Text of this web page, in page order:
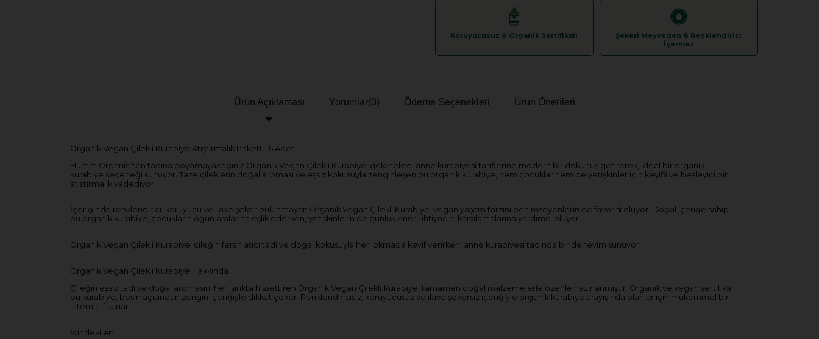
Koruyucusuz & Organik Sertifikalı
Şekeri Meyveden & Renklendirici
İçermez
Ürün Açıklaması Yorumlar(0) Ödeme Seçenekleri Ürün Önerileri
Organik Vegan Çilekli Kurabiye Atıştırmalık Paketi - 6 Adet
Humm Organic’ten tadına doyamayacağınız Organik Vegan Çilekli Kurabiye, geleneksel anne kurabiyesi tariflerine modern bir dokunuş getirerek, ideal bir organik
kurabiye seçeneği sunuyor. Taze çileklerin doğal aroması ve eşsiz kokusuyla zenginleşen bu organik kurabiye, hem çocuklar hem de yetişkinler için keyifli ve besleyici bir
atıştırmalık vadediyor.
İçeriğinde renklendirici, koruyucu ve ilave şeker bulunmayan Organik Vegan Çilekli Kurabiye, vegan yaşam tarzını benimseyenlerin de favorisi oluyor. Doğal içeriğe sahip
bu organik kurabiye, çocukların öğün aralarına eşlik ederken, yetişkinlerin de günlük enerji ihtiyacını karşılamalarına yardımcı oluyor.
Organik Vegan Çilekli Kurabiye, çileğin ferahlatıcı tadı ve doğal kokusuyla her lokmada keyif verirken, anne kurabiyesi tadında bir deneyim sunuyor.
Organik Vegan Çilekli Kurabiye Hakkında
Çileğin eşsiz tadı ve doğal aromasını her ısırıkta hissettiren Organik Vegan Çilekli Kurabiye, tamamen doğal malzemelerle özenle hazırlanmıştır. Organik ve vegan sertifikalı
bu kurabiye, besin açısından zengin içeriğiyle dikkat çeker. Renklendiricisiz, koruyucusuz ve ilave şekersiz içeriğiyle organik kurabiye arayışında olanlar için mükemmel bir
alternatif sunar.
İçindekiler: